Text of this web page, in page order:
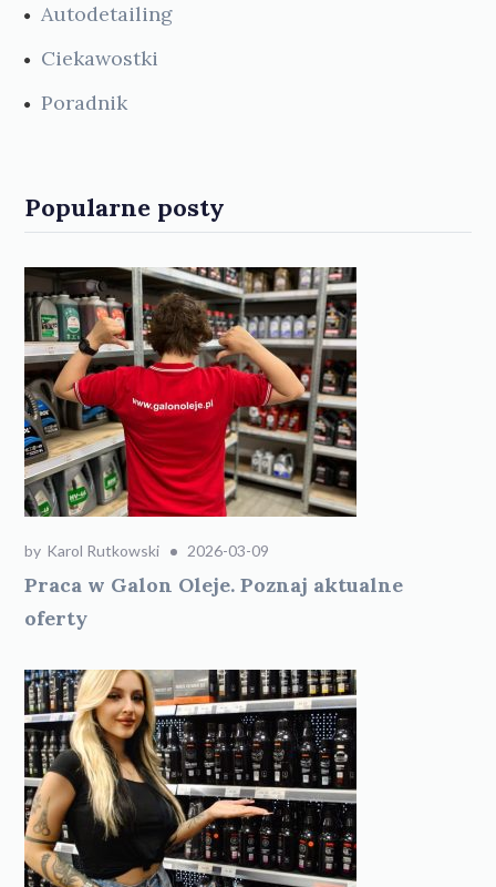
Autodetailing
Ciekawostki
Poradnik
Popularne posty
by Karol Rutkowski 2026-03-09
Praca w Galon Oleje. Poznaj aktualne
oferty